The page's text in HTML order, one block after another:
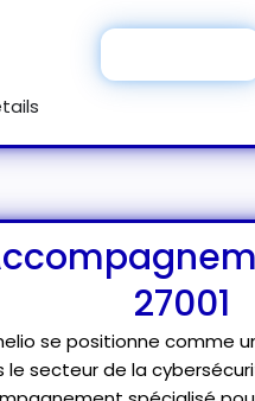
27001
se positionne comme
le secteur de la